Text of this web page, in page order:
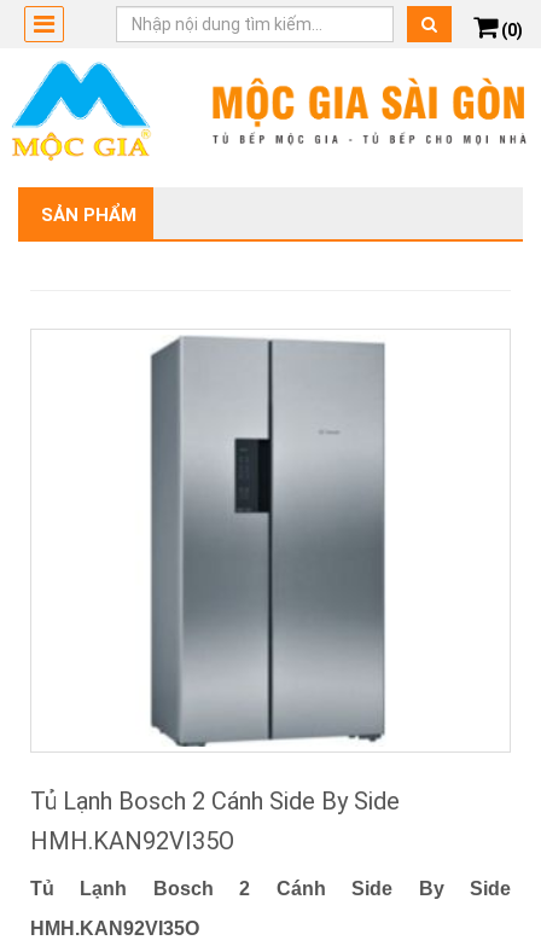
(0)
SẢN PHẨM
Tủ Lạnh Bosch 2 Cánh Side By Side
HMH.KAN92VI35O
Tủ Lạnh Bosch 2 Cánh Side By Side
HMH.KAN92VI35O